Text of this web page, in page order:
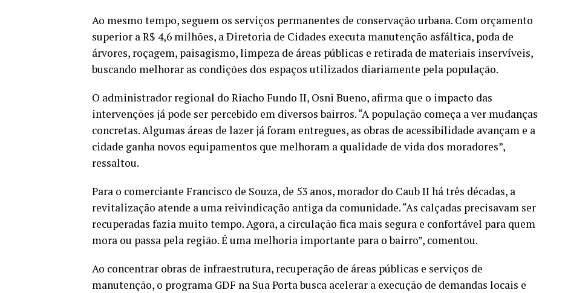
Ao mesmo tempo, seguem os serviços permanentes de conservação urbana. Com orçamento
superior a R$ 4,6 milhões, a Diretoria de Cidades executa manutenção asfáltica, poda de
árvores, roçagem, paisagismo, limpeza de áreas públicas e retirada de materiais inservíveis,
buscando melhorar as condições dos espaços utilizados diariamente pela população.
O administrador regional do Riacho Fundo II, Osni Bueno, afirma que o impacto das
intervenções já pode ser percebido em diversos bairros. “A população começa a ver mudanças
concretas. Algumas áreas de lazer já foram entregues, as obras de acessibilidade avançam e a
cidade ganha novos equipamentos que melhoram a qualidade de vida dos moradores”,
ressaltou.
Para o comerciante Francisco de Souza, de 53 anos, morador do Caub II há três décadas, a
revitalização atende a uma reivindicação antiga da comunidade. “As calçadas precisavam ser
recuperadas fazia muito tempo. Agora, a circulação fica mais segura e confortável para quem
mora ou passa pela região. É uma melhoria importante para o bairro”, comentou.
Ao concentrar obras de infraestrutura, recuperação de áreas públicas e serviços de
manutenção, o programa GDF na Sua Porta busca acelerar a execução de demandas locais e